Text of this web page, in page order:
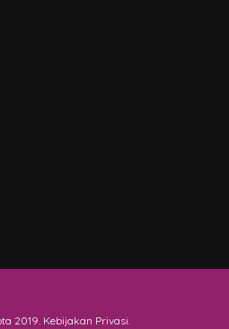
2019. Kebijakan Privasi.